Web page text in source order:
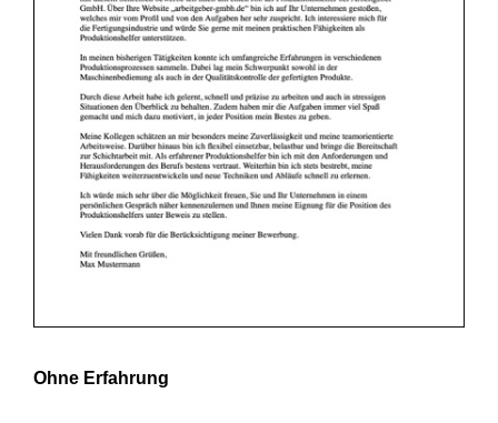
Ohne Erfahrung